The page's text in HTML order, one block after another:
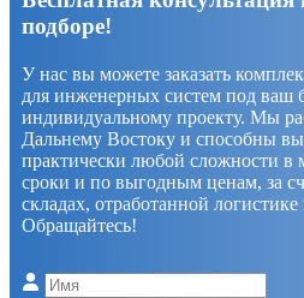
подборе!
У нас вы можете заказать
для инженерных систем под ваш
индивидуальному проекту. Мы
Дальнему Востоку и способны
практически любой сложности в
сроки и по выгодным ценам, за
складах, отработанной
Обращайтесь!